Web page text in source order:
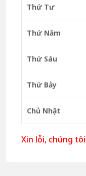
Thứ Tư
Thứ Năm
Thứ Sáu
Thứ Bảy
Chủ Nhật
Xin lỗi, chúng